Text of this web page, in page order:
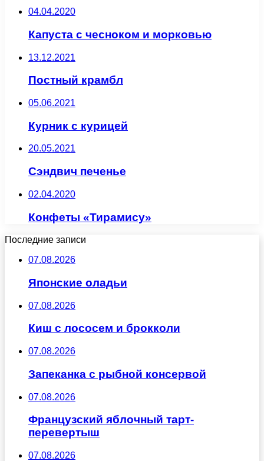
04.04.2020
Капуста с чесноком и морковью
13.12.2021
Постный крамбл
05.06.2021
Курник с курицей
20.05.2021
Сэндвич печенье
02.04.2020
Конфеты «Тирамису»
Последние записи
07.08.2026
Японские оладьи
07.08.2026
Киш с лососем и брокколи
07.08.2026
Запеканка с рыбной консервой
07.08.2026
Французский яблочный тарт-
перевертыш
07.08.2026